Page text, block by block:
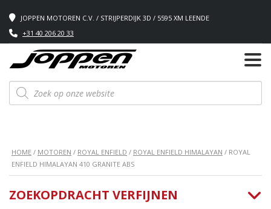
JOPPEN MOTOREN C.V. / STRIJPERDIJK 3D / 5595 XM LEENDE
+31 40 206 20 33
Producten
zoeken
HOME / MOTOREN / ROYAL ENFIELD / ROYAL ENFIELD HIMALAYAN / ROYAL
ENFIELD HIMALAYAN 410 GRANITE ABS
ZOEKOPDRACHT VERFIJNEN